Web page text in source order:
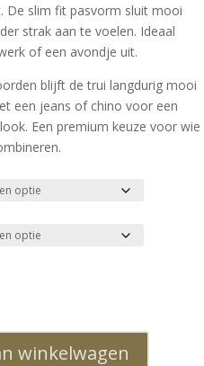
De slim fit pasvorm sluit mooi
strak aan te voelen. Ideaal
of een avondje uit.
blijft de trui langdurig mooi
een jeans of chino voor een
Een premium keuze voor wie
winkelwagen